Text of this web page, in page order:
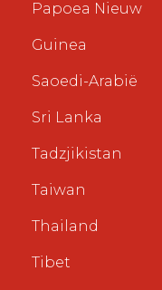
Papoea Nieuw
Guinea
Saoedi-Arabië
Sri Lanka
Tadzjikistan
Taiwan
Thailand
Tibet